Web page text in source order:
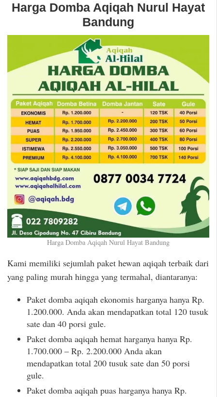
Harga Domba Aqiqah Nurul Hayat
Bandung
Harga Domba Aqiqah Nurul Hayat Bandung
Kami memiliki sejumlah paket hewan aqiqah terbaik dari
yang paling murah hingga yang termahal, diantaranya:
Paket domba aqiqah ekonomis harganya hanya Rp.
1.200.000. Anda akan mendapatkan total 120 tusuk
sate dan 40 porsi gule.
Paket domba aqiqah hemat harganya hanya Rp.
1.700.000 – Rp. 2.200.000 Anda akan
mendapatkan total 200 tusuk sate dan 50 porsi
gule.
Paket domba aqiqah puas harganya hanya Rp.